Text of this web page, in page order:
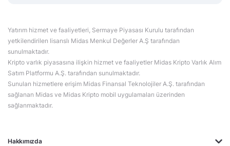
Hakkımızda
Yatırım hizmet ve faaliyetleri, Sermaye Piyasası Kurulu tarafından
yetkilendirilen lisanslı Midas Menkul Değerler A.Ş tarafından
sunulmaktadır.
Kripto varlık piyasasına ilişkin hizmet ve faaliyetler Midas Kripto Varlık Alım
Satım Platformu A.Ş. tarafından sunulmaktadır.
Sunulan hizmetlere erişim Midas Finansal Teknolojiler A.Ş. tarafından
sağlanan Midas ve Midas Kripto mobil uygulamaları üzerinden
sağlanmaktadır.